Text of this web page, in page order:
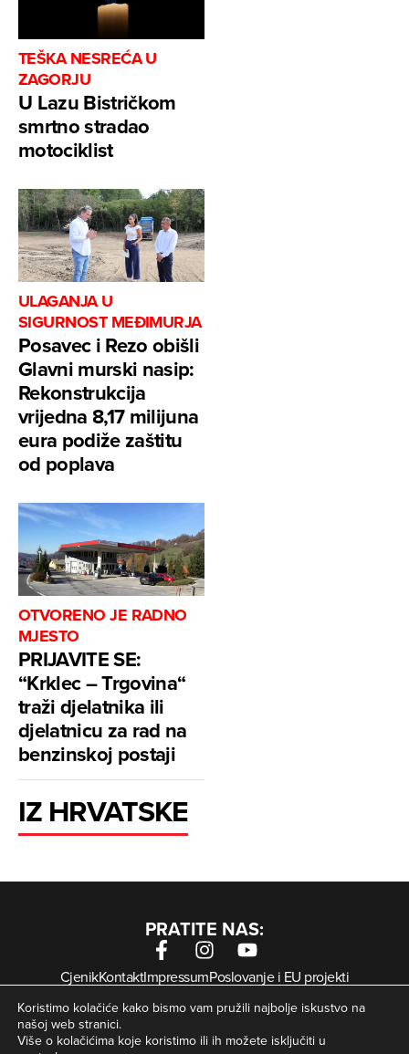
TEŠKA NESREĆA U
ZAGORJU
U Lazu Bistričkom
smrtno stradao
motociklist
ULAGANJA U
SIGURNOST MEĐIMURJA
Posavec i Rezo obišli
Glavni murski nasip:
Rekonstrukcija
vrijedna 8,17 milijuna
eura podiže zaštitu
od poplava
OTVORENO JE RADNO
MJESTO
PRIJAVITE SE:
“Krklec – Trgovina“
traži djelatnika ili
djelatnicu za rad na
benzinskoj postaji
IZ HRVATSKE
PRATITE NAS:
CjenikKontaktImpressumPoslovanje i EU projekti
Arhiva digitalnih novina
Uvjeti korištenjaZaštita privatnosti
Kolačići
Koristimo kolačiće kako bismo vam pružili najbolje iskustvo na
našoj web stranici.
Više o kolačićima koje koristimo ili ih možete isključiti u